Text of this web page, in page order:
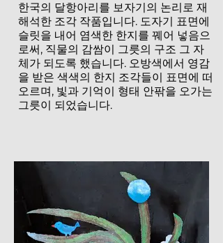
한국의 달항아리를 보자기의 논리로 재
해석한 조각 작품입니다. 도자기 표면에
슬릿을 내어 염색한 한지를 꿰어 넣음으
로써, 직물의 감쌈이 그릇의 구조 그 자
체가 되도록 했습니다. 오방색에서 영감
을 받은 색색의 한지 조각들이 표면에 떠
오르며, 빛과 기억이 형태 안팎을 오가는
그릇이 되었습니다.